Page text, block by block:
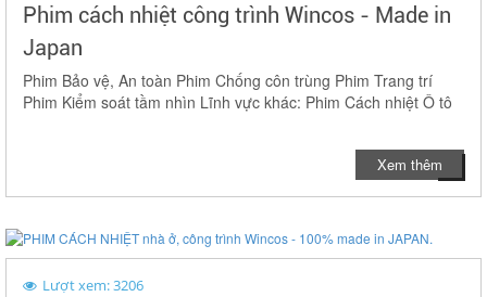
Phim cách nhiệt công trình Wincos - Made in
Japan
Phim Bảo vệ, An toàn Phim Chống côn trùng Phim Trang trí
Phim Kiểm soát tầm nhìn Lĩnh vực khác: Phim Cách nhiệt Ô tô
Xem thêm
Lượt xem: 3206